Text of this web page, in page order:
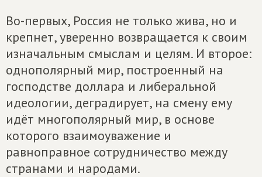
Во-первых, Россия не только жива, но и
крепнет, уверенно возвращается к своим
изначальным смыслам и целям. И второе:
однополярный мир, построенный на
господстве доллара и либеральной
идеологии, деградирует, на смену ему
идёт многополярный мир, в основе
которого взаимоуважение и
равноправное сотрудничество между
странами и народами.